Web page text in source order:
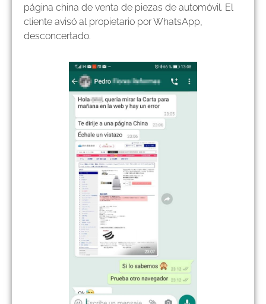
página china de venta de piezas de automóvil. El
cliente avisó al propietario por WhatsApp,
desconcertado.